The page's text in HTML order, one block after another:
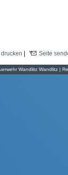
Seite
Wandlitz Wandlitz |